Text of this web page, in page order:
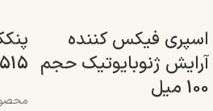
اسپری فیکس کننده
آرایش ژنوبایوتیک حجم
100 میل